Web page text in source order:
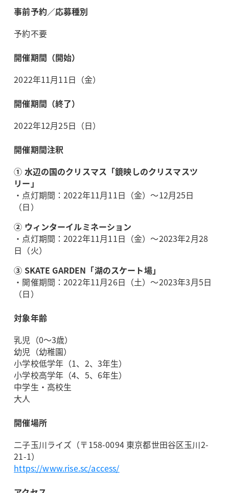
事前予約／応募種別
予約不要
開催期間（開始）
2022年11月11日（金）
開催期間（終了）
2022年12月25日（日）
開催期間注釈
① 水辺の国のクリスマス「鏡映しのクリスマスツ
リー」
・点灯期間：2022年11月11日（金）～12月25日
（日）
② ウィンターイルミネーション
・点灯期間：2022年11月11日（金）～2023年2月28
日（火）
③ SKATE GARDEN「湖のスケート場」
・開催期間：2022年11月26日（土）～2023年3月5日
（日）
対象年齢
乳児（0～3歳）
幼児（幼稚園）
小学校低学年（1、2、3年生）
小学校高学年（4、5、6年生）
中学生・高校生
大人
開催場所
二子玉川ライズ（〒158-0094 東京都世田谷区玉川2-
21-1）
https://www.rise.sc/access/